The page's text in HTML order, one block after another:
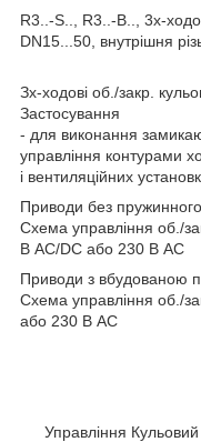
R3..-S.., R3..-B.., 3x-
DN15...50, внутрішня
Зх-ходові об./закр.
Застосування
- для виконання
управління контурами
і вентиляційних
Приводи без
Схема управління об./
В AC/DC або 230 В АС
Приводи з вбудованою
Схема управління об./
або 230 В АС
Управління